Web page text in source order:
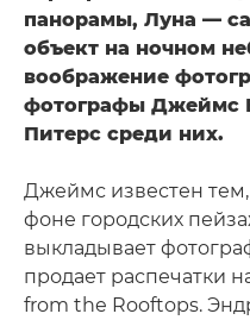
панорамы, Луна —
объект на ночном
воображение
фотографы Джеймс
Питерс среди них.
Джеймс известен
фоне городских
выкладывает
продает распечатки
from the Rooftops.